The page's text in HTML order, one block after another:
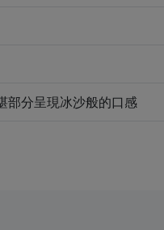
部分呈現冰沙般的口感